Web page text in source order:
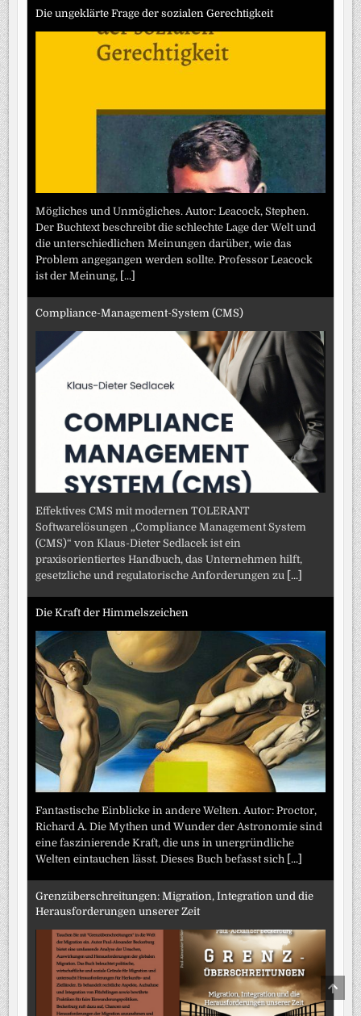
Die ungeklärte Frage der sozialen Gerechtigkeit
Mögliches und Unmögliches. Autor: Leacock, Stephen.
Der Buchtext beschreibt die schlechte Lage der Welt und
die unterschiedlichen Meinungen darüber, wie das
Problem angegangen werden sollte. Professor Leacock
ist der Meinung, [...]
Compliance-Management-System (CMS)
Effektives CMS mit modernen TOLERANT
Softwarelösungen „Compliance Management System
(CMS)“ von Klaus-Dieter Sedlacek ist ein
praxisorientiertes Handbuch, das Unternehmen hilft,
gesetzliche und regulatorische Anforderungen zu [...]
Die Kraft der Himmelszeichen
Fantastische Einblicke in andere Welten. Autor: Proctor,
Richard A. Die Mythen und Wunder der Astronomie sind
eine faszinierende Kraft, die uns in unergründliche
Welten eintauchen lässt. Dieses Buch befasst sich [...]
Grenzüberschreitungen: Migration, Integration und die
Herausforderungen unserer Zeit
TO
TOP